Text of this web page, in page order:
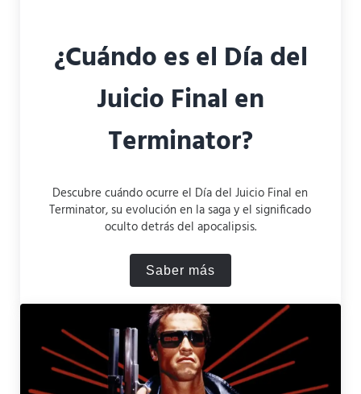
¿Cuándo es el Día del
Juicio Final en
Terminator?
Descubre cuándo ocurre el Día del Juicio Final en
Terminator, su evolución en la saga y el significado
oculto detrás del apocalipsis.
Saber más¿Cuándo es el Día del